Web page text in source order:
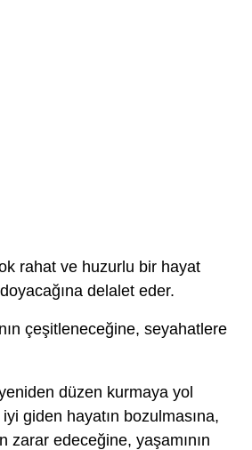
rahat ve huzurlu bir hayat
delalet eder.
çeşitleneceğine, seyahatlere
düzen kurmaya yol
giden hayatın bozulmasına,
zarar edeceğine, yaşamının